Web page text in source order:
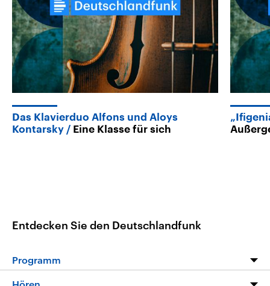
Das Klavierduo Alfons und Aloys
Kontarsky
Eine Klasse für sich
Entdecken Sie den Deutschlandfunk
Programm
Programm